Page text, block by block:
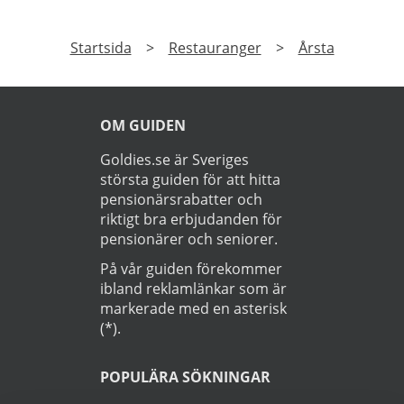
Startsida > Restauranger > Årsta
OM GUIDEN
Goldies.se är Sveriges
största guiden för att hitta
pensionärsrabatter och
riktigt bra erbjudanden för
pensionärer och seniorer.
På vår guiden förekommer
ibland reklamlänkar som är
markerade med en asterisk
(*).
POPULÄRA SÖKNINGAR